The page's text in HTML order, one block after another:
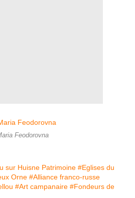
Feodorovna
sur Huisne Patrimoine #Eglises du
Orne #Alliance franco-russe
#Art campanaire #Fondeurs de